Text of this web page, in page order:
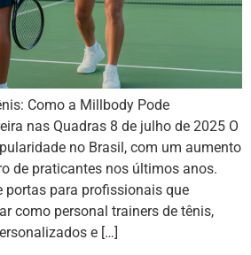
Como a Millbody Pode
nas Quadras 8 de julho de 2025 O
no Brasil, com um aumento
de praticantes nos últimos anos.
portas para profissionais que
como personal trainers de tênis,
e […]